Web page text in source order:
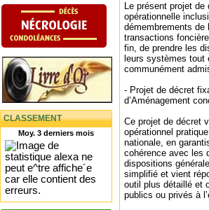
CLASSEMENT
Moy. 3 derniers mois
Le présent projet
opérationnelle
démembrements de
transactions
fin, de prendre les
leurs systèmes tout
communément
‐ Projet de décret
d’Aménagement
Ce projet de décret
opérationnel
nationale, en
cohérence avec les
dispositions
simplifié et vient
outil plus détaillé et
publics ou privés à